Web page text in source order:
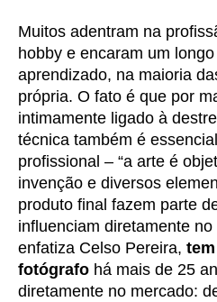
Muitos adentram na
hobby e encaram um
aprendizado, na maioria
própria. O fato é que por
intimamente ligado à
técnica também é
profissional – “a arte é
invenção e diversos
produto final fazem parte
influenciam diretamente
enfatiza Celso Pereira,
fotógrafo há mais de 25
diretamente no mercado: